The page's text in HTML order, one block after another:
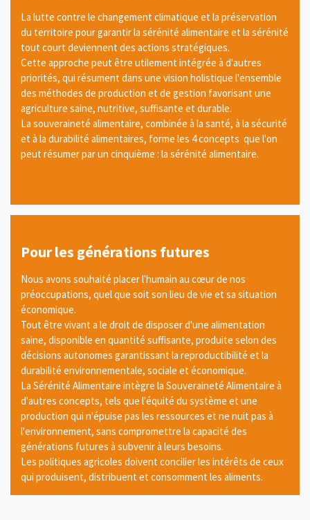
La lutte contre le changement climatique et la préservation
du territoire pour garantir la sérénité alimentaire et la sérénité
tout court deviennent des actions stratégiques.
Cette approche peut être utilement intégrée à d'autres
priorités, qui résument dans une vision holistique l'ensemble
des méthodes de production et de gestion favorisant une
agriculture saine, nutritive, suffisante et durable.
La souveraineté alimentaire, combinée à la santé, à la sécurité
et à la durabilité alimentaires, forme les 4 concepts que l'on
peut résumer par un cinquième : la sérénité alimentaire.
Pour les générations futures
Nous avons souhaité placer l'humain au cœur de nos
préoccupations, quel que soit son lieu de vie et sa situation
économique.
Tout être vivant a le droit de disposer d'une alimentation
saine, disponible en quantité suffisante, produite selon des
décisions autonomes garantissant la reproductibilité et la
durabilité environnementale, sociale et économique.
La Sérénité Alimentaire intègre la Souveraineté Alimentaire à
d'autres concepts, tels que l'équité du système et une
production qui n'épuise pas les ressources et ne nuit pas à
l'environnement, sans compromettre la capacité des
générations futures à subvenir à leurs besoins.
Les politiques agricoles doivent concilier les intérêts de ceux
qui produisent, distribuent et consomment les aliments.